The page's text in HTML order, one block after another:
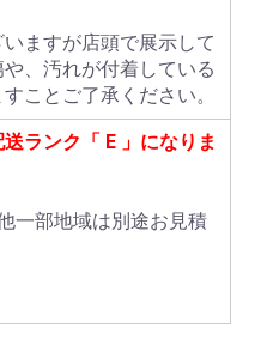
ますが店頭で展示して
、汚れが付着している
ことご了承ください。
ランク「 E 」になりま
一部地域は別途お見積